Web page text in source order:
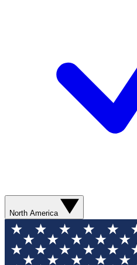
North America